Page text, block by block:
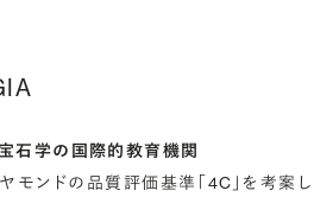
石学の国際的教育機関
モンドの品質評価基準「4C」を考案し